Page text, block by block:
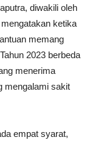
diwakili oleh
ketika
memang
2023 berbeda
menerima
mengalami sakit
empat syarat,